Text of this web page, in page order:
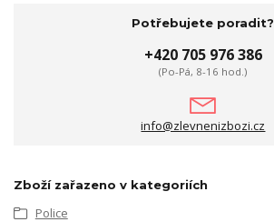
Potřebujete poradit?
+420 705 976 386
(Po-Pá, 8-16 hod.)
info@zlevnenizbozi.cz
Zboží zařazeno v kategoriích
Police